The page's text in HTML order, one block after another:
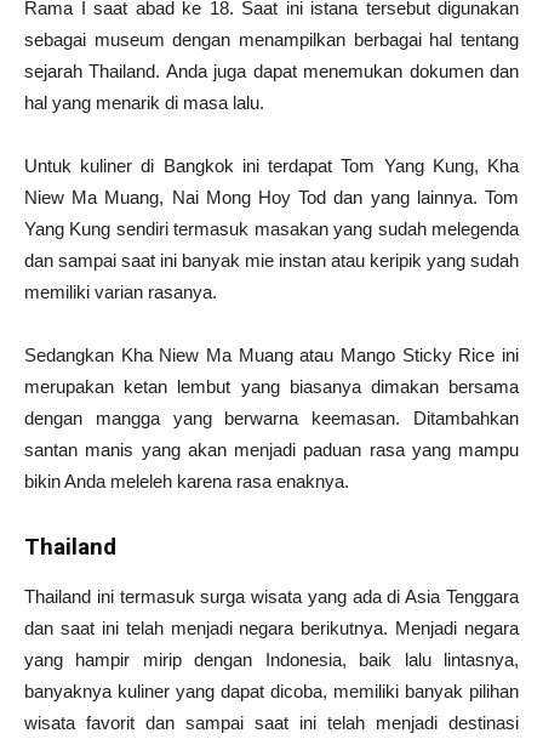
Rama I saat abad ke 18. Saat ini istana tersebut digunakan
sebagai museum dengan menampilkan berbagai hal tentang
sejarah Thailand. Anda juga dapat menemukan dokumen dan
hal yang menarik di masa lalu.
Untuk kuliner di Bangkok ini terdapat Tom Yang Kung, Kha
Niew Ma Muang, Nai Mong Hoy Tod dan yang lainnya. Tom
Yang Kung sendiri termasuk masakan yang sudah melegenda
dan sampai saat ini banyak mie instan atau keripik yang sudah
memiliki varian rasanya.
Sedangkan Kha Niew Ma Muang atau Mango Sticky Rice ini
merupakan ketan lembut yang biasanya dimakan bersama
dengan mangga yang berwarna keemasan. Ditambahkan
santan manis yang akan menjadi paduan rasa yang mampu
bikin Anda meleleh karena rasa enaknya.
Thailand
Thailand ini termasuk surga wisata yang ada di Asia Tenggara
dan saat ini telah menjadi negara berikutnya. Menjadi negara
yang hampir mirip dengan Indonesia, baik lalu lintasnya,
banyaknya kuliner yang dapat dicoba, memiliki banyak pilihan
wisata favorit dan sampai saat ini telah menjadi destinasi